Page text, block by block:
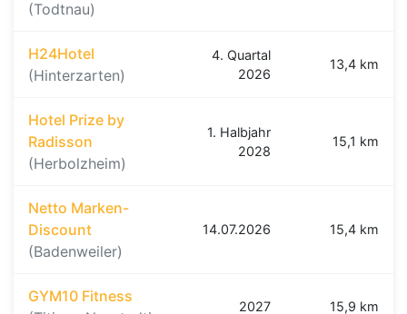
(Todtnau)
H24Hotel
(Hinterzarten)
4. Quartal
2026
13,4 km
Hotel Prize by
Radisson
(Herbolzheim)
1. Halbjahr
2028
15,1 km
Netto Marken-
Discount
(Badenweiler)
14.07.2026 15,4 km
GYM10 Fitness
2027 15,9 km